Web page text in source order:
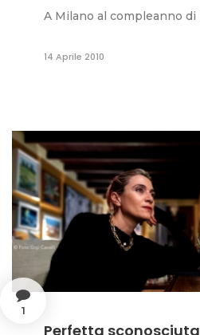
A Milano al compleanno
14 Aprile 2010
1
Perfetta sconosciuta